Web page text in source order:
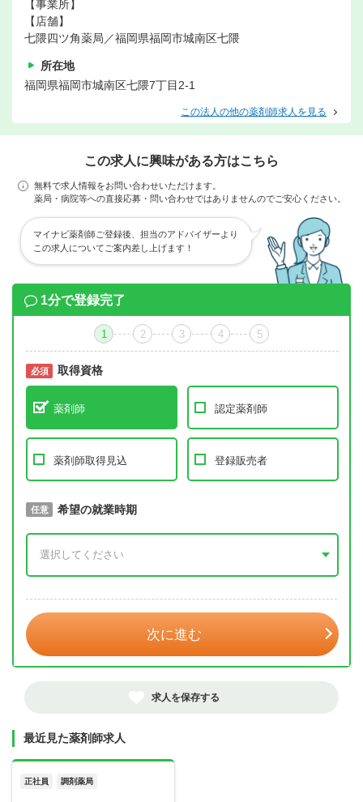
【事業所】
【店舗】
七隈四ツ角薬局／福岡県福岡市城南区七隈
所在地
福岡県福岡市城南区七隈7丁目2-1
この法人の他の薬剤師求人を見る
この求人に興味がある方はこちら
無料で求人情報をお問い合わせいただけます。
薬局・病院等への直接応募・問い合わせではありませんのでご安心ください。
マイナビ薬剤師ご登録後、担当のアドバイザーより
この求人についてご案内差し上げます！
1分で登録完了
1 2 3 4 5
必須 取得資格
薬剤師 認定薬剤師
薬剤師取得見込 登録販売者
必須 取得予定年
任意 希望の就業時期
次に進む
求人を保存する
最近見た薬剤師求人
正社員 調剤薬局